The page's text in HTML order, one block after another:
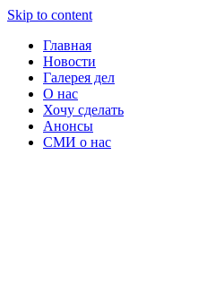
Skip to content
Главная
Новости
Галерея дел
О нас
Хочу сделать
Анонсы
СМИ о нас